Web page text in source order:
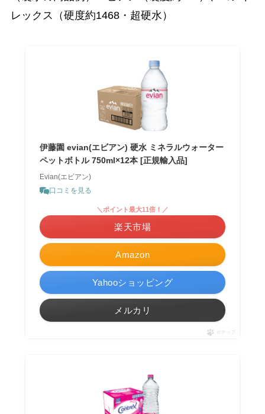
レックス（硬度約1468・超硬水）
伊藤園 evian(エビアン) 硬水 ミネラルウォーター
ペットボトル 750ml×12本 [正規輸入品]
Evian(エビアン)
口コミを見る
Amazon
＼ポイント最大11倍！／
楽天市場
Yahooショッピング
メルカリ
ポチップ